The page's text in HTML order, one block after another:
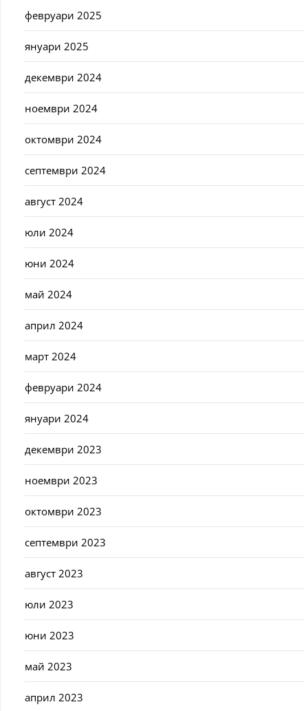
февруари 2025
януари 2025
декември 2024
ноември 2024
октомври 2024
септември 2024
август 2024
юли 2024
юни 2024
май 2024
април 2024
март 2024
февруари 2024
януари 2024
декември 2023
ноември 2023
октомври 2023
септември 2023
август 2023
юли 2023
юни 2023
май 2023
април 2023